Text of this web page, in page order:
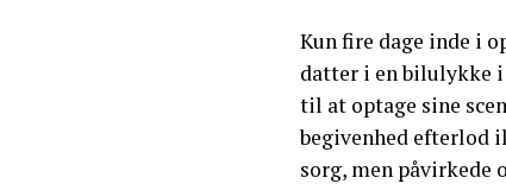
Kun fire dage inde i
datter i en bilulykke i
til at optage sine
begivenhed efterlod
sorg, men påvirkede